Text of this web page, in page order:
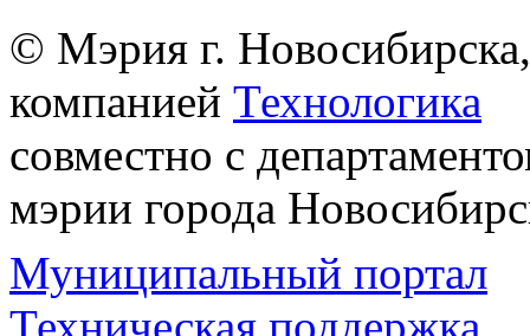
© Мэрия г.
компанией Технологика
совместно с
мэрии города
Муниципальный портал